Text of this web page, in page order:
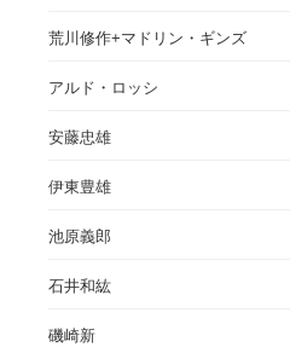
荒川修作+マドリン・ギンズ
アルド・ロッシ
安藤忠雄
伊東豊雄
池原義郎
石井和紘
磯崎新